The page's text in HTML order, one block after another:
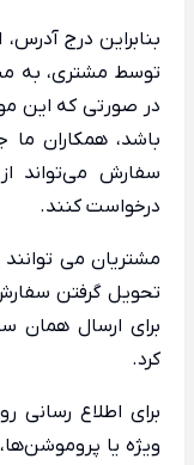
بنابراین درج
توسط مشتری، به
در صورتی که این
باشد، همکاران
سفارش می‌تواند
درخواست کنند.
مشتریان می
تحویل گرفتن
برای ارسال همان
کرد.
برای اطلاع رسانی
ویژه یا